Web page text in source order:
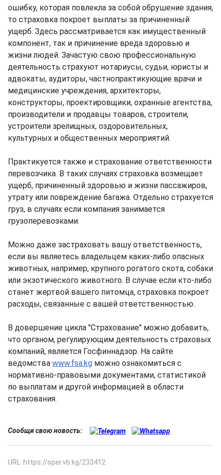
ошибку, которая повлекла за собой обрушение здания,
то страховка покроет выплаты за причиненный
ущерб. Здесь рассматривается как имущественный
компонент, так и причинение вреда здоровью и
жизни людей. Зачастую свою профессиональную
деятельность страхуют нотариусы, судьи, юристы и
адвокаты, аудиторы, частнопрактикующие врачи и
медицинские учреждения, архитекторы,
конструкторы, проектировщики, охранные агентства,
производители и продавцы товаров, строители,
устроители зрелищных, оздоровительных,
культурных и общественных мероприятий.
Практикуется также и страхование ответственности
перевозчика. В таких случаях страховка возмещает
ущерб, причиненный здоровью и жизни пассажиров,
утрату или повреждение багажа. Отдельно страхуется
груз, в случаях если компания занимается
грузоперевозками.
Можно даже застраховать вашу ответственность,
если вы являетесь владельцем каких-либо опасных
животных, например, крупного рогатого скота, собаки
или экзотического животного. В случае если кто-либо
станет жертвой вашего питомца, страховка покроет
расходы, связанные с вашей ответственностью.
В довершение цикла "Страхование" можно добавить,
что органом, регулирующим деятельность страховых
компаний, является Госфиннадзор. На сайте
ведомства www.fsa.kg можно ознакомиться с
нормативно-правовыми документами, статистикой
по выплатам и другой информацией в области
страхования.
Сообщи свою новость:
URL: https://oper.vb.kg/233412